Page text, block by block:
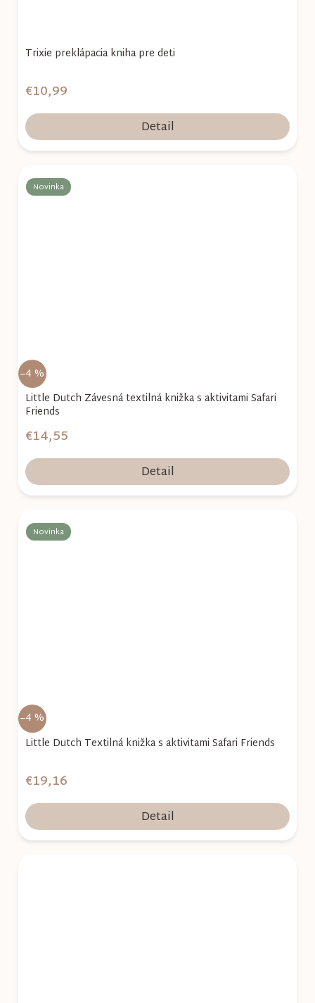
Trixie preklápacia kniha pre deti
€10,99
Detail
Novinka
–4 %
Little Dutch Závesná textilná knižka s aktivitami Safari
Friends
€14,55
Detail
Novinka
–4 %
Little Dutch Textilná knižka s aktivitami Safari Friends
€19,16
Detail